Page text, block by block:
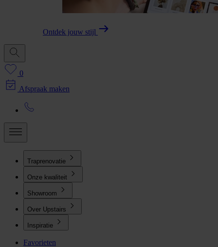
Ontdek jouw stijl
0
Afspraak maken
Traprenovatie
Onze kwaliteit
Showroom
Over Upstairs
Inspiratie
Favorieten